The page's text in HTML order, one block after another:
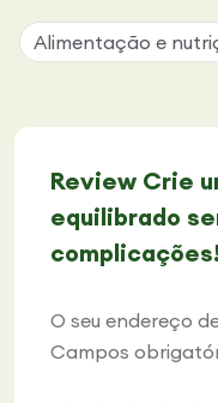
Alimentação e
Review Crie
equilibrado
O seu endereço
Campos